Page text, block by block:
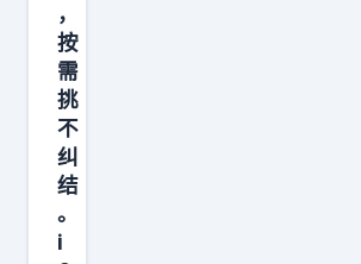
户
外
。
很
多
第
豹
方
程
豹
钛
9
，
按
需
挑
不
纠
结
。
i